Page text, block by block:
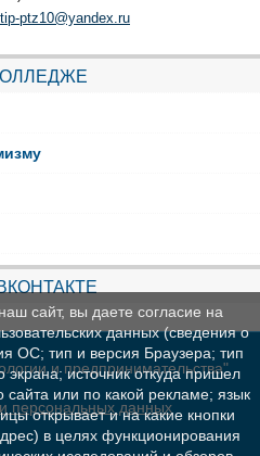
ptz10@yandex.ru
и предпринимательства"
персональных данных
сайт, вы даете согласие на
данных (сведения о
ОС; тип и версия Браузера; тип
экрана; источник откуда пришел
сайта или по какой рекламе; язык
открывает и на какие кнопки
в целях функционирования